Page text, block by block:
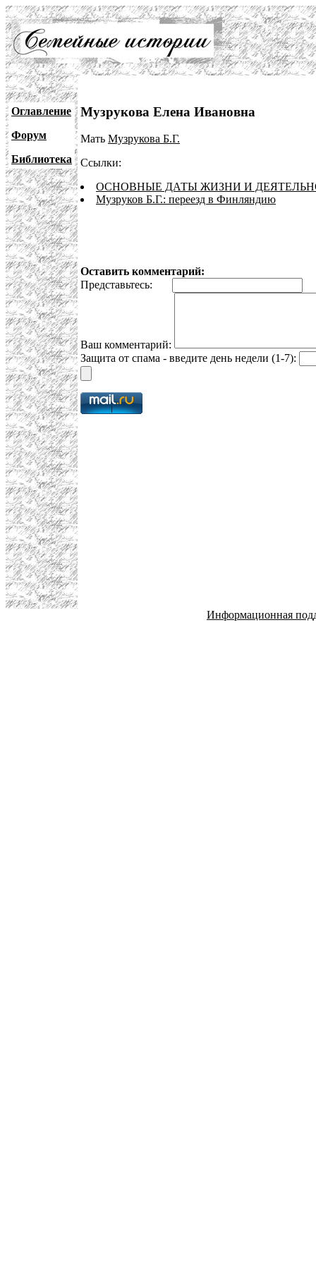
Оглавление
Форум
Библиотека
Музрукова Елена Ивановна
Мать Музрукова Б.Г.
Ссылки:
ОСНОВНЫЕ ДАТЫ ЖИЗНИ И
Музруков Б.Г.: переезд в Финляндию
Оставить комментарий:
Представьтесь:
Ваш комментарий:
Защита от спама - введите день недели (1-7):
Информационная